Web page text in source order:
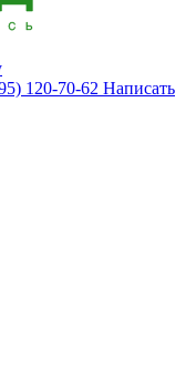
120-70-62 Написать